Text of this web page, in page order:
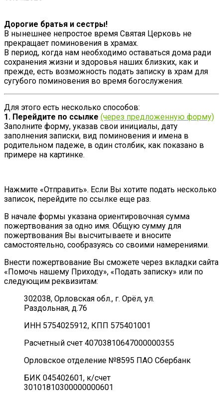
Дорогие братья и сестры!
В нынешнее непростое время Святая Церковь не
прекращает поминовения в храмах.
В период, когда нам необходимо оставаться дома ради
сохранения жизни и здоровья наших близких, как и
прежде, есть возможность подать записку в храм для
сугубого поминовения во время богослужения.
Для этого есть несколько способов:
1. Перейдите по ссылке (через предложенную форму)
Заполните форму, указав свои инициалы, дату
заполнения записки, вид поминовения и имена в
родительном падеже, в один столбик, как показано в
примере на картинке.
Нажмите «Отправить». Если Вы хотите подать несколько
записок, перейдите по ссылке еще раз.
В начале формы указана ориентировочная сумма
пожертвования за одно имя. Общую сумму для
пожертвования Вы высчитываете и вносите
самостоятельно, сообразуясь со своими намерениями.
Внести пожертвование Вы сможете через вкладки сайта
«Помочь нашему Приходу», «Подать записку» или по
следующим реквизитам:
302038, Орловская обл., г. Орёл, ул.
Раздольная, д.76
ИНН 5754025912, КПП 575401001
Расчетный счет 40703810647000000355
Орловское отделение №8595 ПАО Сбербанк
БИК 045402601, к/счет
30101810300000000601